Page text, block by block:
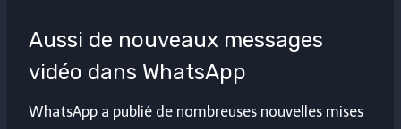
Aussi de nouveaux messages
vidéo dans WhatsApp
WhatsApp a publié de nombreuses nouvelles mises